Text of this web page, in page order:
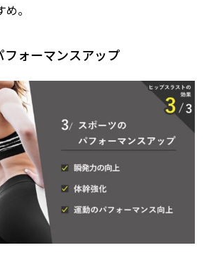
。
フォーマンスアップ